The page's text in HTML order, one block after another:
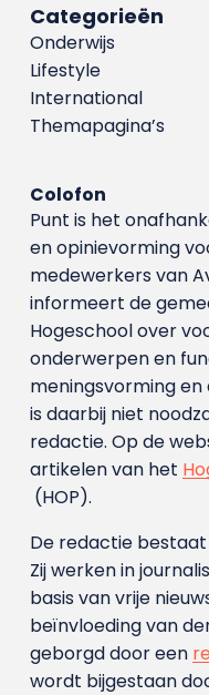
Categorieën
Onderwijs
Lifestyle
International
Themapagina’s
Colofon
Punt is het
en opinievorming
medewerkers van
informeert de
Hogeschool over
onderwerpen en
meningsvorming
is daarbij niet
redactie. Op de
artikelen van het
(HOP).
De redactie
Zij werken in
basis van vrije
beïnvloeding van
geborgd door een
wordt bijgestaan